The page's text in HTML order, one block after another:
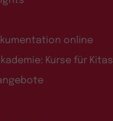
online
Kurse für Kitas